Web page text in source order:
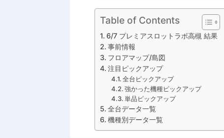
Table of Contents
6/7 プレミアスロットラボ高槻 結果
事前情報
フロアマップ/島図
注目ピックアップ
全台ピックアップ
強かった機種ピックアップ
単品ピックアップ
全台データ一覧
機種別データ一覧